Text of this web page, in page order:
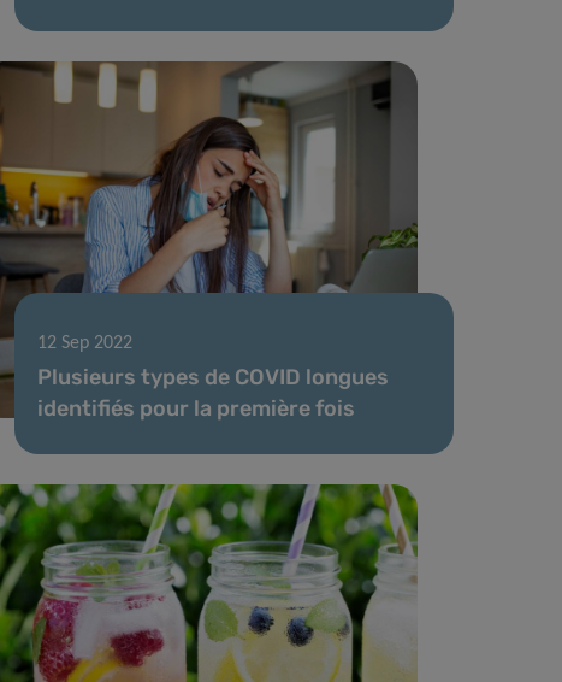
12 Sep 2022
Plusieurs types de COVID longues
identifiés pour la première fois